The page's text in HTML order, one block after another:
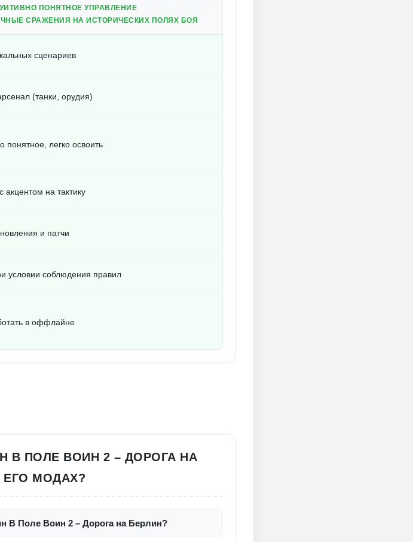
ПОНЯТНОЕ УПРАВЛЕНИЕ
СРАЖЕНИЯ НА ИСТОРИЧЕСКИХ ПОЛЯХ БОЯ
сценариев
(танки, орудия)
понятное, легко освоить
акцентом на тактику
и патчи
условии соблюдения правил
в оффлайне
В ПОЛЕ ВОИН 2 – ДОРОГА НА
ЕГО МОДАХ?
В Поле Воин 2 – Дорога на Берлин?